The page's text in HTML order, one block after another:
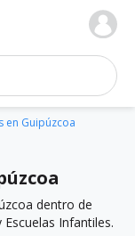
colegios
en Guipúzcoa
dentro de
Infantiles.